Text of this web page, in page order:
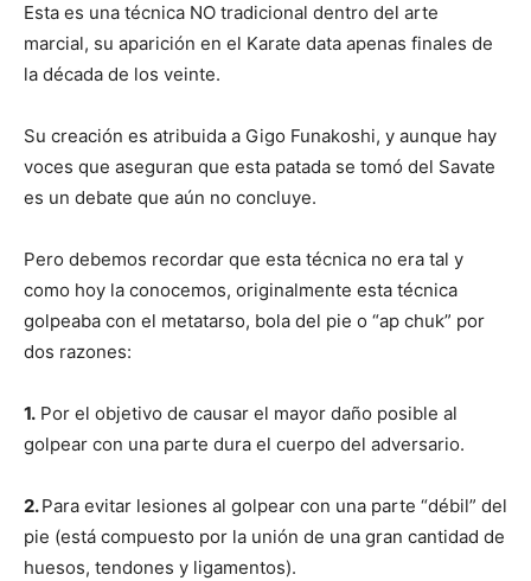
Esta es una técnica NO tradicional dentro del arte
marcial, su aparición en el Karate data apenas finales de
la década de los veinte.
Su creación es atribuida a Gigo Funakoshi, y aunque hay
voces que aseguran que esta patada se tomó del Savate
es un debate que aún no concluye.
Pero debemos recordar que esta técnica no era tal y
como hoy la conocemos, originalmente esta técnica
golpeaba con el metatarso, bola del pie o “ap chuk” por
dos razones:
1. Por el objetivo de causar el mayor daño posible al
golpear con una parte dura el cuerpo del adversario.
2.Para evitar lesiones al golpear con una parte “débil” del
pie (está compuesto por la unión de una gran cantidad de
huesos, tendones y ligamentos).